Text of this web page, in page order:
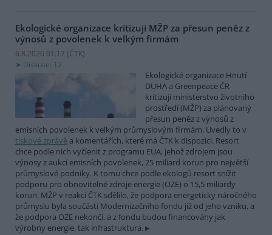
Ekologické organizace kritizují MŽP za přesun peněz z
výnosů z povolenek k velkým firmám
6.8.2026 01:17 (ČTK)
Diskuse: 12
Ekologické organizace Hnutí
DUHA a Greenpeace ČR
kritizují ministerstvo životního
prostředí (MŽP) za plánovaný
přesun peněz z výnosů z
emisních povolenek k velkým průmyslovým firmám. Uvedly to v
tiskové zprávě a komentářích, které má ČTK k dispozici. Resort
chce podle nich vyčlenit z programu EUA, jehož zdrojem jsou
výnosy z aukcí emisních povolenek, 25 miliard korun pro největší
průmyslové podniky. K tomu chce podle ekologů resort snížit
podporu pro obnovitelné zdroje energie (OZE) o 15,5 miliardy
korun. MŽP v reakci ČTK sdělilo, že podpora energeticky náročného
průmyslu byla součástí Modernizačního fondu již od jeho vzniku, a
že podpora OZE nekončí, a z fondu budou financovány jak
výrobny energie, tak infrastruktura.